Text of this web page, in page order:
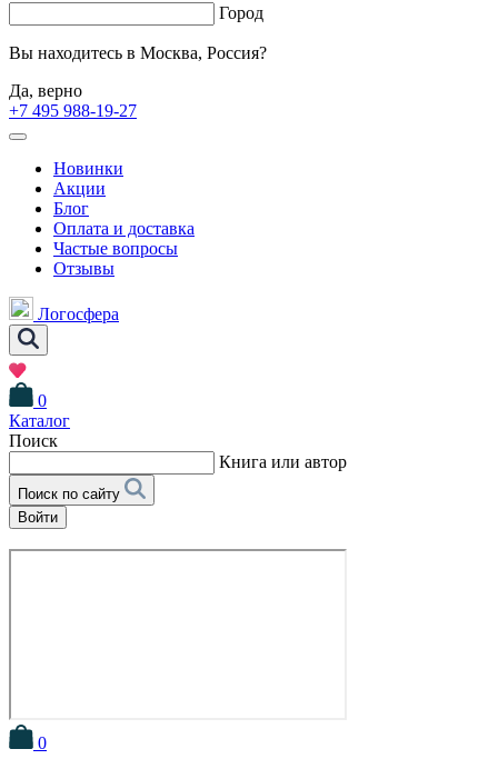
Город
Вы находитесь в Москва, Россия?
Да, верно
+7 495 988-19-27
Новинки
Акции
Блог
Оплата и доставка
Частые вопросы
Отзывы
Логосфера
0
Каталог
Поиск
Книга или автор
Поиск по сайту
Войти
0